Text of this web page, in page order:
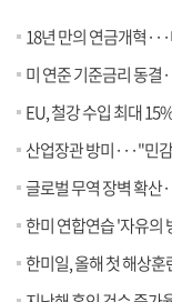
18년 만의 연금개혁
미 연준 기준금리 동
EU, 철강 수입 최대
산업장관 방미···"민
글로벌 무역 장벽 확산
한미 연합연습 '자유의
한미일, 올해 첫 해상